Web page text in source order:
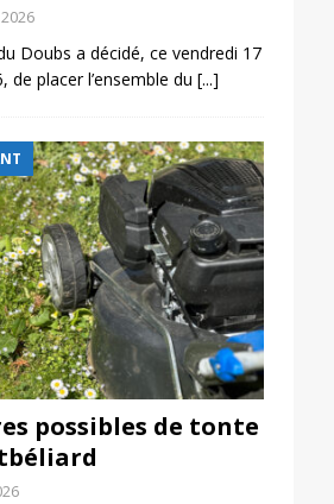
Doubs a décidé, ce vendredi 17
de placer l’ensemble du [...]
possibles de tonte